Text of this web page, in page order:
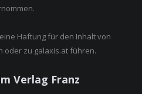
Haftung für den Inhalt von
oder zu galaxis.at führen.
Verlag Franz